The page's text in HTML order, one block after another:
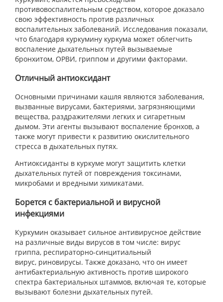
противовоспалительным средством, которое доказало
свою эффективность против различных
воспалительных заболеваний. Исследования показали,
что благодаря куркумину куркума может облегчить
воспаление дыхательных путей вызываемые
бронхитом, ОРВИ, гриппом и другими факторами.
Отличный антиоксидант
Основными причинами кашля являются заболевания,
вызванные вирусами, бактериями, загрязняющими
вещества, раздражителями легких и сигаретным
дымом. Эти агенты вызывают воспаление бронхов, а
также могут привести к развитию окислительного
стресса в дыхательных путях.
Антиоксиданты в куркуме могут защитить клетки
дыхательных путей от повреждения токсинами,
микробами и вредными химикатами.
Борется с бактериальной и вирусной
инфекциями
Куркумин оказывает сильное антивирусное действие
на различные виды вирусов в том числе: вирус
гриппа, респираторно-синцитиальный
вирус, риновирусы. Также доказано, что он имеет
антибактериальную активность против широкого
спектра бактериальных штаммов, включая те, которые
вызывают болезни дыхательных путей.